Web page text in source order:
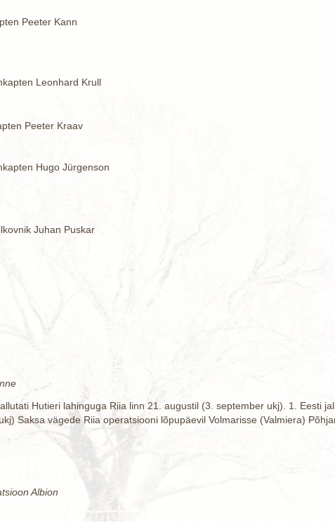
Peeter Kann
Leonhard Krull
Peeter Kraav
Hugo Jürgenson
Juhan Puskar
Hutieri lahinguga Riia linn 21. augustil (3. september ukj). 1. Eesti
Saksa vägede Riia operatsiooni lõpupäevil Volmarisse (Valmiera)
Albion